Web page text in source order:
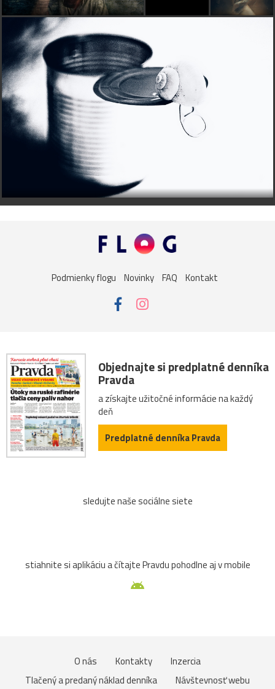
Podmienky flogu Novinky FAQ Kontakt
Objednajte si predplatné denníka
Pravda
a získajte užitočné informácie na každý
deň
Predplatné denníka Pravda
sledujte naše sociálne siete
stiahnite si aplikáciu a čítajte Pravdu pohodlne aj v mobile
O nás Kontakty
Inzercia
Tlačený a predaný náklad denníka
Návštevnosť webu